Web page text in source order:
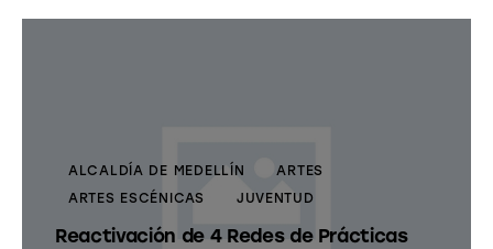
ALCALDÍA DE MEDELLÍN
ARTES
ARTES ESCÉNICAS
JUVENTUD
Reactivación de 4 Redes de Prácticas